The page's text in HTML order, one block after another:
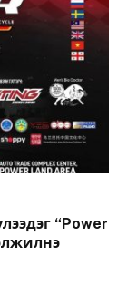
“Power